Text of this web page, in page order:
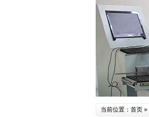
当前位置： 首页 »